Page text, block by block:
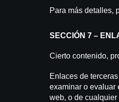
Para más detalles,
SECCIÓN 7 –
Cierto contenido,
Enlaces de
examinar o evaluar
web, o de